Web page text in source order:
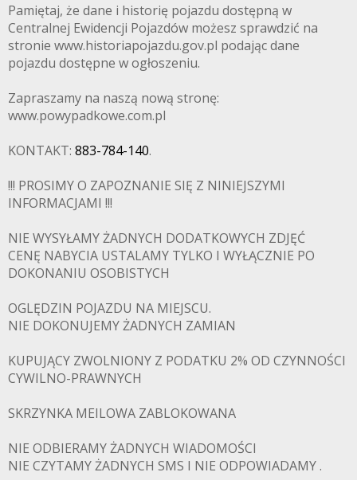
Pamiętaj, że dane i historię pojazdu dostępną w
Centralnej Ewidencji Pojazdów możesz sprawdzić na
stronie www.historiapojazdu.gov.pl podając dane
pojazdu dostępne w ogłoszeniu.
Zapraszamy na naszą nową stronę:
www.powypadkowe.com.pl
KONTAKT: 883-784-140.
!!! PROSIMY O ZAPOZNANIE SIĘ Z NINIEJSZYMI
INFORMACJAMI !!!
NIE WYSYŁAMY ŻADNYCH DODATKOWYCH ZDJĘĆ
CENĘ NABYCIA USTALAMY TYLKO I WYŁĄCZNIE PO
DOKONANIU OSOBISTYCH
OGLĘDZIN POJAZDU NA MIEJSCU.
NIE DOKONUJEMY ŻADNYCH ZAMIAN
KUPUJĄCY ZWOLNIONY Z PODATKU 2% OD CZYNNOŚCI
CYWILNO-PRAWNYCH
SKRZYNKA MEILOWA ZABLOKOWANA
NIE ODBIERAMY ŻADNYCH WIADOMOŚCI
NIE CZYTAMY ŻADNYCH SMS I NIE ODPOWIADAMY .